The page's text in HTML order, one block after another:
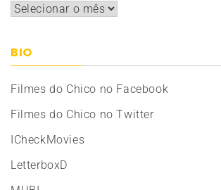
Arquivos
BIO
Filmes do Chico no Facebook
Filmes do Chico no Twitter
ICheckMovies
LetterboxD